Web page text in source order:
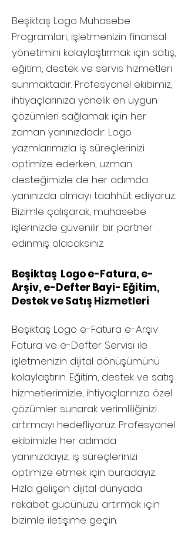
Beşiktaş Logo Muhasebe
Programları, işletmenizin finansal
yönetimini kolaylaştırmak için satış,
eğitim, destek ve servis hizmetleri
sunmaktadır. Profesyonel ekibimiz,
ihtiyaçlarınıza yönelik en uygun
çözümleri sağlamak için her
zaman yanınızdadır. Logo
yazmlarımızla iş süreçlerinizi
optimize ederken, uzman
desteğimizle de her adımda
yanınızda olmayı taahhüt ediyoruz.
Bizimle çalışarak, muhasebe
işlerinizde güvenilir bir partner
edinmiş olacaksınız.
Beşiktaş Logo e-Fatura, e-
Arşiv, e-Defter Bayi- Eğitim,
Destek ve Satış Hizmetleri
Beşiktaş Logo e-Fatura e-Arşiv
Fatura ve e-Defter Servisi ile
işletmenizin dijital dönüşümünü
kolaylaştırın. Eğitim, destek ve satış
hizmetlerimizle, ihtiyaçlarınıza özel
çözümler sunarak verimliliğinizi
artırmayı hedefliyoruz. Profesyonel
ekibimizle her adımda
yanınızdayız, iş süreçlerinizi
optimize etmek için buradayız.
Hızla gelişen dijital dünyada
rekabet gücünüzü artırmak için
bizimle iletişime geçin.